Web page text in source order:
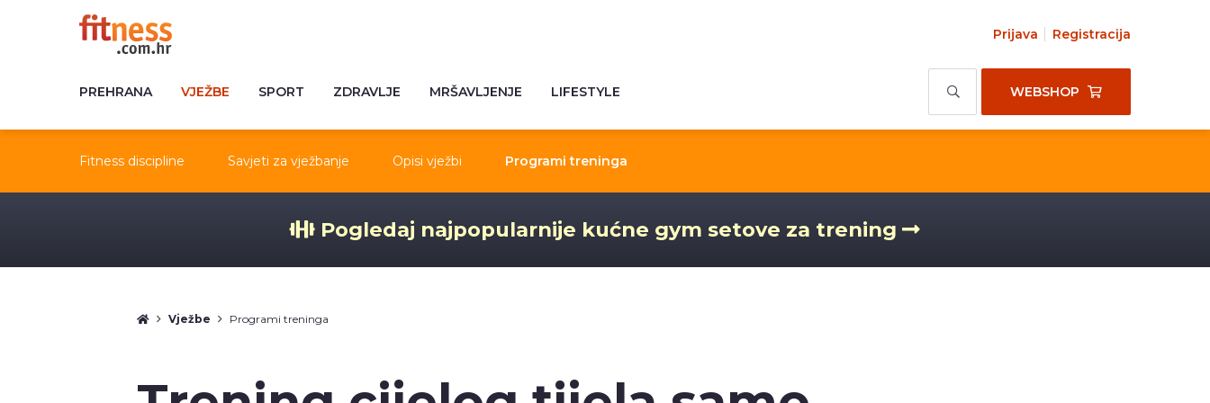
Prijava Registracija
PREHRANA VJEŽBE SPORT ZDRAVLJE MRŠAVLJENJE LIFESTYLE WEBSHOP
Fitness discipline Savjeti za vježbanje Opisi vježbi Programi treninga
Pogledaj najpopularnije kućne gym setove za trening
Vježbe Programi treninga